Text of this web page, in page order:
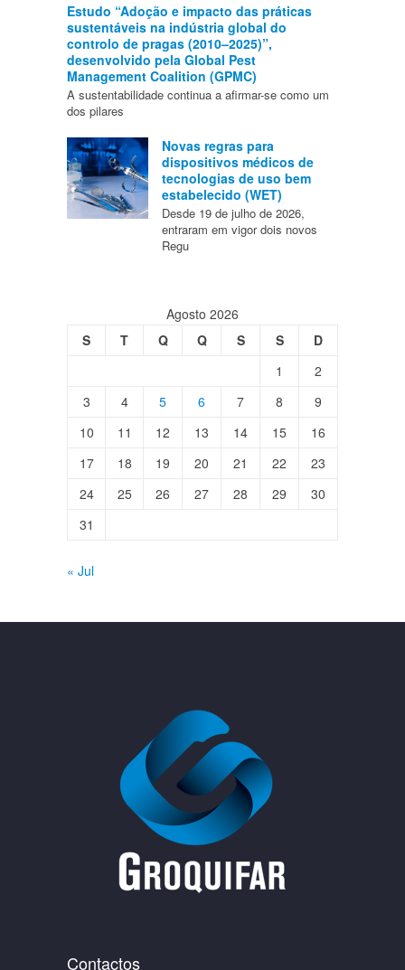
Estudo “Adoção e impacto das práticas
sustentáveis na indústria global do
controlo de pragas (2010–2025)”,
desenvolvido pela Global Pest
Management Coalition (GPMC)
A sustentabilidade continua a afirmar-se como um
dos pilares
Novas regras para
dispositivos médicos de
tecnologias de uso bem
estabelecido (WET)
Desde 19 de julho de 2026,
entraram em vigor dois novos
Regu
Agosto 2026
S
T Q Q S S
D
1
2
3
4 5 6 7 8
9
10
11 12 13 14 15
16
17
18 19 20 21 22
23
24
25 26 27 28 29
30
31
« Jul
Contactos